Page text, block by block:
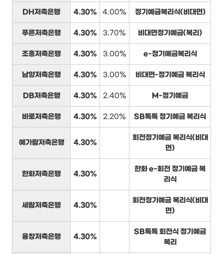
DH저축은행 4.30% 4.00% 정기예금복리식(비대면)
푸른저축은행 4.30% 3.70% 비대면정기예금(복리)
조흥저축은행 4.30% 3.00% e-정기예금복리식
남양저축은행 4.30% 3.00% 비대면-정기예금 복리식
DB저축은행 4.30% 2.40% M-정기예금
바로저축은행 4.30% 2.20% SB톡톡 정기예금 복리식
예가람저축은행 4.30%
회전정기예금 복리식(비대
면)
한화저축은행 4.30%
한화 e-회전 정기예금 복
리식
세람저축은행 4.30%
회전정기예금 복리식(비대
면)
융창저축은행 4.30%
SB톡톡 회전식 정기예금
복리